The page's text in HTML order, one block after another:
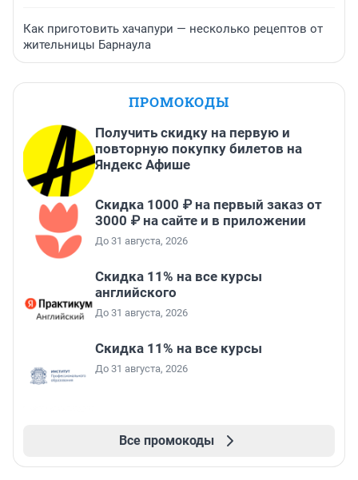
Как приготовить хачапури — несколько рецептов от
жительницы Барнаула
ПРОМОКОДЫ
Получить скидку на первую и
повторную покупку билетов на
Яндекс Афише
Скидка 1000 ₽ на первый заказ от
3000 ₽ на сайте и в приложении
До 31 августа, 2026
Скидка 11% на все курсы
английского
До 31 августа, 2026
Скидка 11% на все курсы
До 31 августа, 2026
Все промокоды